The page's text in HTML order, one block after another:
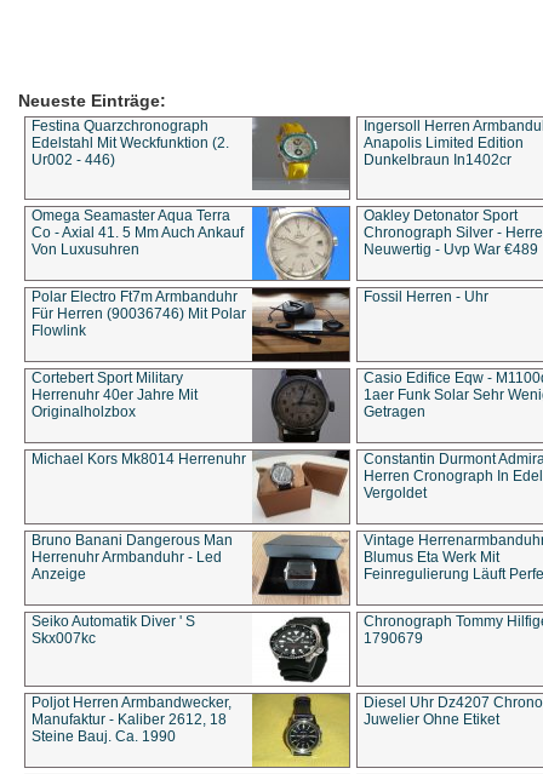
Neueste Einträge:
Festina Quarzchronograph
Edelstahl Mit Weckfunktion (2.
Ur002 - 446)
Ingersoll Herren
Anapolis Limited Edition
Dunkelbraun In1402cr
Omega Seamaster Aqua Terra
Co - Axial 41. 5 Mm Auch Ankauf
Von Luxusuhren
Oakley Detonator Sport
Chronograph Silver -
Neuwertig - Uvp War €489
Polar Electro Ft7m Armbanduhr
Für Herren (90036746) Mit Polar
Flowlink
Fossil Herren - Uhr
Cortebert Sport Military
Herrenuhr 40er Jahre Mit
Originalholzbox
Casio Edifice Eqw -
1aer Funk Solar Sehr
Getragen
Michael Kors Mk8014 Herrenuhr
Constantin Durmont
Herren Cronograph In
Vergoldet
Bruno Banani Dangerous Man
Herrenuhr Armbanduhr - Led
Anzeige
Vintage
Blumus Eta Werk Mit
Feinregulierung Läuft
Seiko Automatik Diver ' S
Skx007kc
Chronograph Tommy
1790679
Poljot Herren Armbandwecker,
Manufaktur - Kaliber 2612, 18
Steine Bauj. Ca. 1990
Diesel Uhr Dz4207
Juwelier Ohne Etiket